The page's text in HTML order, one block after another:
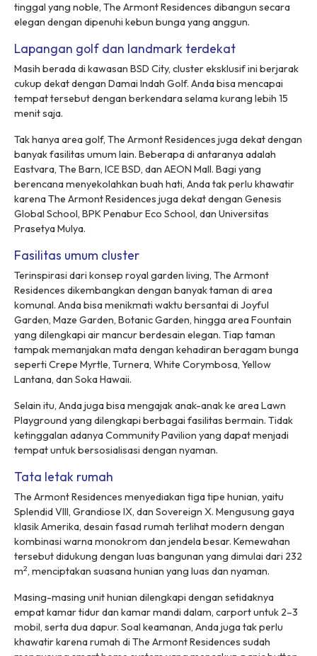
tinggal yang noble, The Armont Residences dibangun secara
elegan dengan dipenuhi kebun bunga yang anggun.
Lapangan golf dan landmark terdekat
Masih berada di kawasan BSD City, clustereksklusif ini berjarak
cukup dekat dengan Damai Indah Golf. Anda bisa mencapai
tempat tersebut dengan berkendara selama kurang lebih 15
menit saja.
Tak hanya area golf, The Armont Residences juga dekat dengan
banyak fasilitas umum lain. Beberapa di antaranya adalah
Eastvara, The Barn, ICE BSD, dan AEON Mall. Bagi yang
berencana menyekolahkan buah hati, Anda tak perlu khawatir
karena The Armont Residences juga dekat dengan Genesis
Global School, BPK Penabur Eco School, dan Universitas
Prasetya Mulya.
Fasilitas umum cluster
Terinspirasi dari konsep royal garden living, The Armont
Residences dikembangkan dengan banyak taman di area
komunal. Anda bisa menikmati waktu bersantai di Joyful
Garden, Maze Garden, Botanic Garden, hingga areaFountain
yang dilengkapi air mancur berdesain elegan. Tiap taman
tampak memanjakan mata dengan kehadiran beragam bunga
seperti Crepe Myrtle, Turnera, White Corymbosa, Yellow
Lantana, dan Soka Hawaii.
Selain itu, Anda juga bisa mengajak anak-anak ke areaLawn
Playgroundyang dilengkapi berbagai fasilitas bermain. Tidak
ketinggalan adanyaCommunity Pavilion yang dapat menjadi
tempat untuk bersosialisasi dengan nyaman.
Tata letak rumah
The Armont Residences menyediakan tiga tipe hunian, yaitu
Splendid VIII, Grandiose IX, dan Sovereign X. Mengusung gaya
klasik Amerika, desain fasad rumah terlihat modern dengan
kombinasi warna monokrom dan jendela besar. Kemewahan
tersebut didukung dengan luas bangunan yang dimulai dari 232
m2, menciptakan suasana hunian yang luas dan nyaman.
Masing-masing unit hunian dilengkapi dengan setidaknya
empat kamar tidur dan kamar mandi dalam, carportuntuk 2–3
mobil, serta dua dapur. Soal keamanan, Anda juga tak perlu
khawatir karena rumah di The Armont Residences sudah